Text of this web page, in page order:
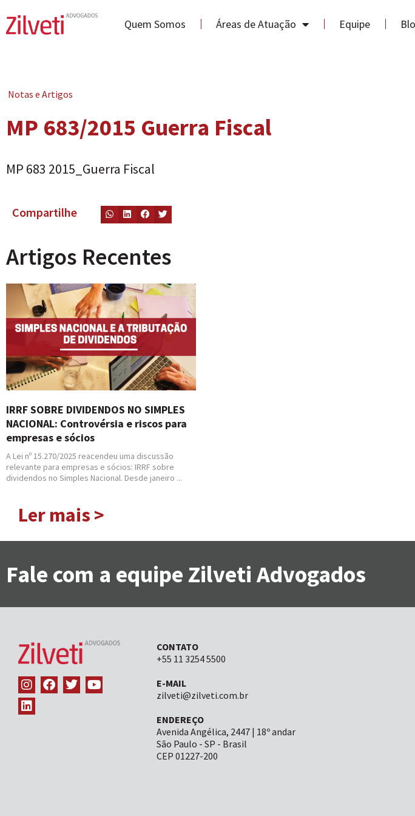
Quem Somos Áreas de Atuação Equipe
Notas e Artigos
MP 683/2015 Guerra Fiscal
MP 683 2015_Guerra Fiscal
Compartilhe
Artigos Recentes
IRRF SOBRE DIVIDENDOS NO SIMPLES
NACIONAL: Controvérsia e riscos para
empresas e sócios
A Lei nº 15.270/2025 reacendeu uma discussão
relevante para empresas e sócios: IRRF sobre
dividendos no Simples Nacional. Desde janeiro ...
Ler mais >
Fale com a equipe Zilveti Advogados
CONTATO
+55 11 3254 5500
E-MAIL
zilveti@zilveti.com.br
ENDEREÇO
Avenida Angélica, 2447 | 18º andar
São Paulo - SP - Brasil
CEP 01227-200